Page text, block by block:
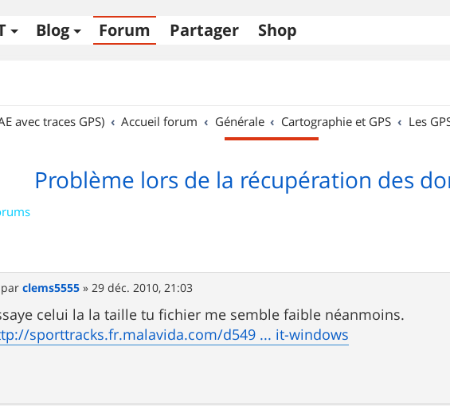
Blog Forum Partager Shop
avec traces GPS)
Accueil forum Générale Cartographie et GPS Les
Problème lors de la récupération des
M
e
parclems5555 »29 déc. 2010, 21:03
celui la la taille tu fichier me semble faible néanmoins.
sporttracks.fr.malavida.com/d549 ... it-windows